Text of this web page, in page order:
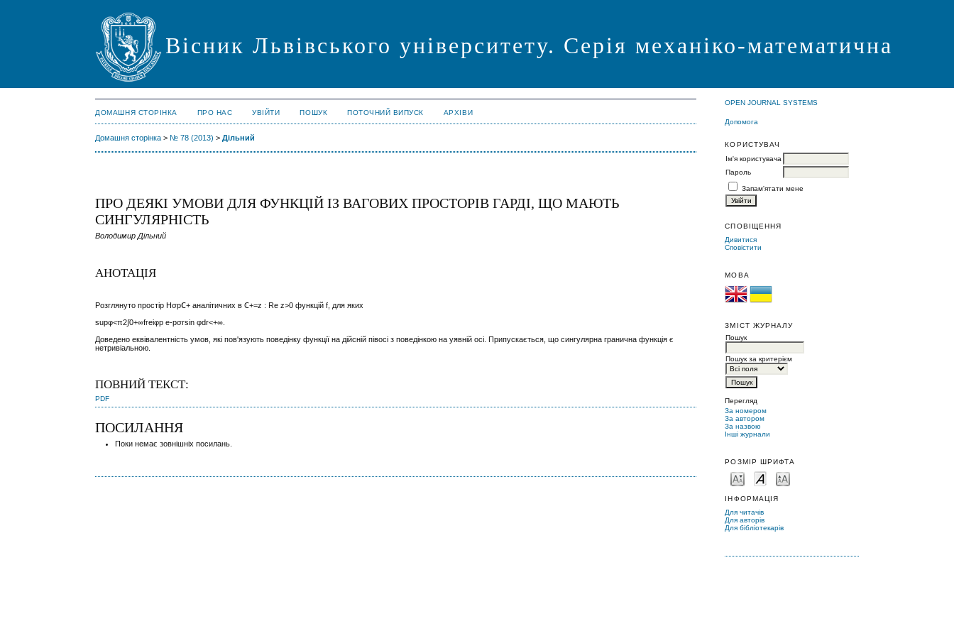
Вісник Львівського університету. Серія механіко-математична
OPEN JOURNAL SYSTEMS
Допомога
КОРИСТУВАЧ
Ім'я користувача
Пароль
Запам'ятати мене
СПОВІЩЕННЯ
Дивитися
Сповістити
МОВА
ЗМІСТ ЖУРНАЛУ
Пошук
Пошук за критерієм
Перегляд
За номером
За автором
За назвою
Інші журнали
РОЗМІР ШРИФТА
ІНФОРМАЦІЯ
Для читачів
Для авторів
Для бібліотекарів
ДОМАШНЯ СТОРІНКА ПРО НАС УВІЙТИ ПОШУК ПОТОЧНИЙ ВИПУСК АРХІВИ
Домашня сторінка > № 78 (2013) >Дільний
ПРО ДЕЯКІ УМОВИ ДЛЯ ФУНКЦІЙ ІЗ ВАГОВИХ ПРОСТОРІВ ГАРДІ, ЩО МАЮТЬ
СИНГУЛЯРНІСТЬ
Володимир Дільний
АНОТАЦІЯ
Розглянуто простір Hσpℂ+ аналітичних вℂ+=z : Re z>0 функційf , для яких
supφ<π2∫0+∞freiφp e-pσrsin φdr<+∞.
Доведено еквівалентність умов, які пов'язують поведінку функції на дійсній півосі з поведінкою на уявній осі. Припускається, що сингулярна гранична функція є
нетривіальною.
ПОВНИЙ ТЕКСТ:
PDF
ПОСИЛАННЯ
Поки немає зовнішніх посилань.